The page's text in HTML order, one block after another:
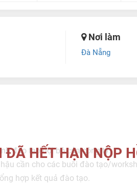
Nơi làm
Đà Nẵng
HẾT HẠN NỘP
đào tạo nội bộ của công ty.
cần cho các buổi đào tạo/
hợp kết quả đào tạo.